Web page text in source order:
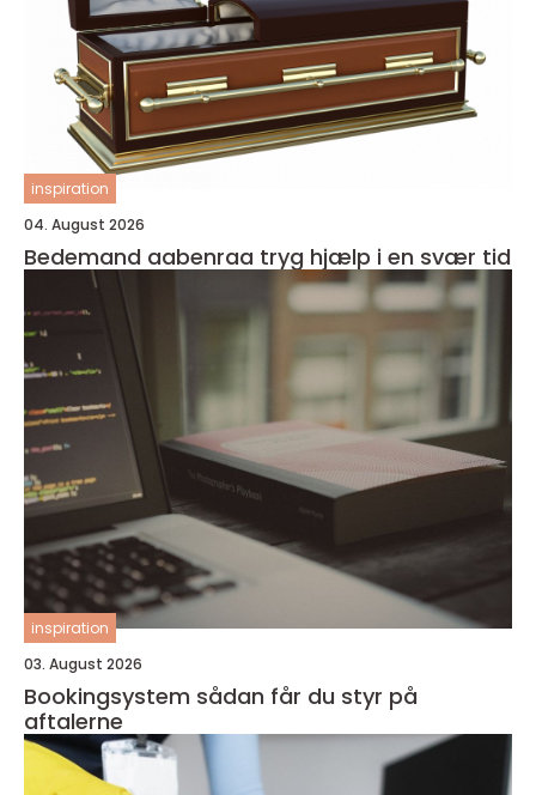
inspiration
04. August 2026
Bedemand aabenraa tryg hjælp i en svær tid
inspiration
03. August 2026
Bookingsystem sådan får du styr på
aftalerne